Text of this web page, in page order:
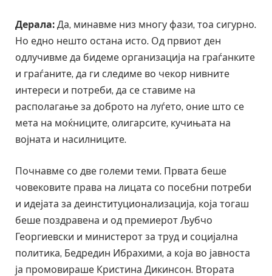
Дерала: Да, минавме низ многу фази, тоа сигурно.
Но едно нешто остана исто. Од првиот ден
одлучивме да бидеме организација на граѓанките
и граѓаните, да ги следиме во чекор нивните
интереси и потреби, да се ставиме на
располагање за доброто на луѓето, оние што се
мета на моќниците, олигарсите, кучињата на
војната и насилниците.
Почнавме со две големи теми. Првата беше
човековите права на лицата со посебни потреби
и идејата за деинституционализација, која тогаш
беше поздравена и од премиерот Љубчо
Георгиевски и министерот за труд и социјална
политика, Бедредин Ибрахими, а која во јавноста
ја промовираше Кристина Дикинсон. Втората